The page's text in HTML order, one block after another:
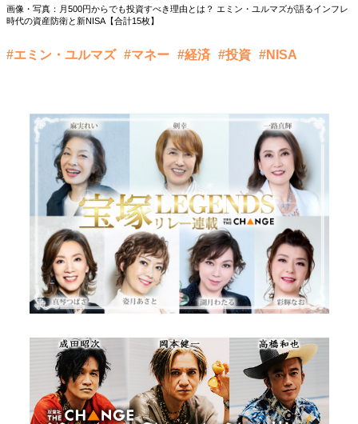
画像・写真：月500円からでも投資すべき理由とは？ エミン・ユルマズが語るインフレ
時代の資産防衛と新NISA【合計15枚】
#エミン・ユルマズ #マネー #経済 #投資 #NISA